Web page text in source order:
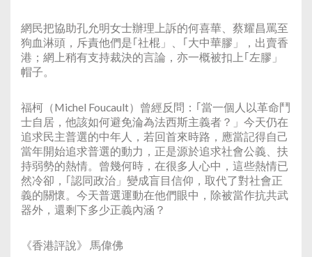
網民把協助孔允明女士辦理上訴的何喜華、蔡耀昌罵至
狗血淋頭，斥責他們是｢社棍」、｢大中華膠」，出賣香
港；網上稍有支持裁決的言論，亦一概被扣上｢左膠」
帽子。
福柯（Michel Foucault）曾經反問：｢當一個人以革命鬥
士自居，他該如何避免淪為法西斯主義者？」今天仍在
追求民主普選的中年人，若回首來時路，應當記得自己
當年開始追求普選的動力，正是源於追求社會公義、扶
持弱勢的熱情。曾幾何時，在很多人心中，這些熱情已
然冷卻，｢認同政治」變成盲目信仰，取代了對社會正
義的關懷。今天普選運動在他們眼中，除被當作抗共武
器外，還剩下多少正義內涵？
《香港評說》 馬偉佛